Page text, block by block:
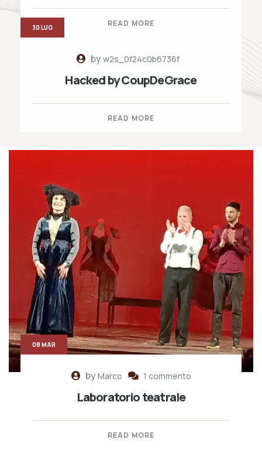
READ MORE
byw2s_0f24c0b6736f
Hacked by CoupDeGrace
READ MORE
30 LUG
byMarco 1 commento
Laboratorio teatrale
READ MORE
08 MAR